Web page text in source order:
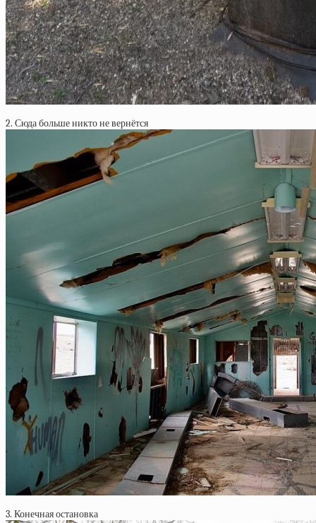
2. Сюда больше никто не вернётся
3. Конечная остановка